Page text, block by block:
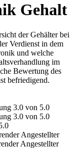
Gehalt
der Gehälter bei
Verdienst in dem
und welche
im
Bewertung des
befriedigend.